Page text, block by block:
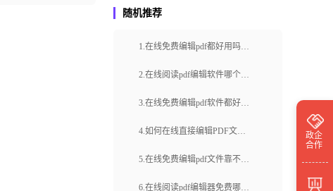
pdf编辑器免费下载(50)
福昕pdf编辑器下载(49)
pdf编辑方式(48)
快速编辑pdf(48)
随机推荐
1.在线免费编辑pdf都好用吗？
福昕云编辑怎么编辑内容？
2.在线阅读pdf编辑软件哪个好
用？pdf文件无法编辑是因为什
3.在线免费编辑pdf软件都好找
吗？怎么在线编辑文档内容？
4.如何在线直接编辑PDF文
字？福昕云编辑都有什么功
5.在线免费编辑pdf文件靠不靠
谱？怎么编辑PDF文档？
6.在线阅读pdf编辑器免费哪款
政企
合作